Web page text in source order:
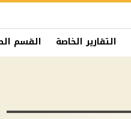
التقارير الخاصة القسم